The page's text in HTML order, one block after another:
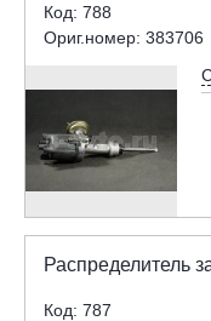
Код: 788
Ориг.номер: 383706
Распределитель
Код: 787